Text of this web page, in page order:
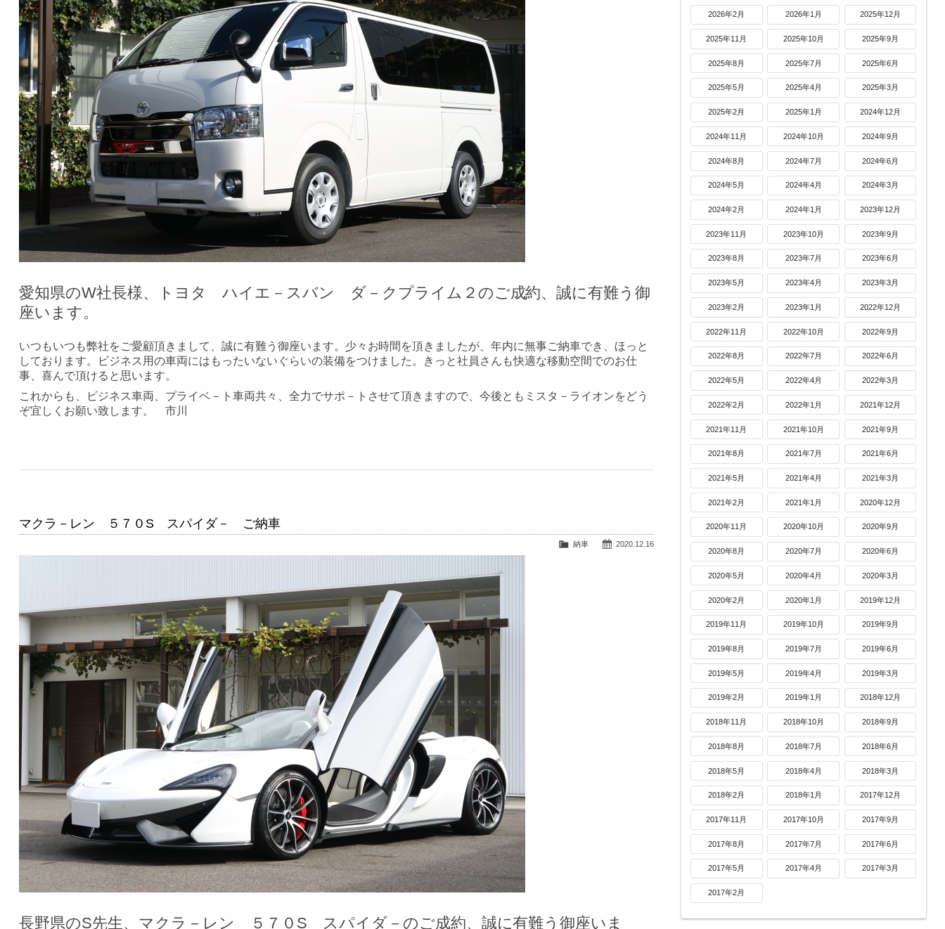
愛知県のW社長様、トヨタ ハイエ－スバン ダ－クプライム２のご成約、誠に有難う御
座います。
いつもいつも弊社をご愛顧頂きまして、誠に有難う御座います。少々お時間を頂きましたが、年内に無事ご納車でき、ほっと
しております。ビジネス用の車両にはもったいないぐらいの装備をつけました。きっと社員さんも快適な移動空間でのお仕
事、喜んで頂けると思います。
これからも、ビジネス車両、プライベ－ト車両共々、全力でサポ－トさせて頂きますので、今後ともミスタ－ライオンをどう
ぞ宜しくお願い致します。 市川
マクラ－レン ５７０S スパイダ－ ご納車
2020.12.16
納車
長野県のS先生、マクラ－レン ５７０S スパイダ－のご成約、誠に有難う御座いま
2026年2月 2026年1月 2025年12月
2025年11月 2025年10月 2025年9月
2025年8月 2025年7月 2025年6月
2025年5月 2025年4月 2025年3月
2025年2月 2025年1月 2024年12月
2024年11月 2024年10月 2024年9月
2024年8月 2024年7月 2024年6月
2024年5月 2024年4月 2024年3月
2024年2月 2024年1月 2023年12月
2023年11月 2023年10月 2023年9月
2023年8月 2023年7月 2023年6月
2023年5月 2023年4月 2023年3月
2023年2月 2023年1月 2022年12月
2022年11月 2022年10月 2022年9月
2022年8月 2022年7月 2022年6月
2022年5月 2022年4月 2022年3月
2022年2月 2022年1月 2021年12月
2021年11月 2021年10月 2021年9月
2021年8月 2021年7月 2021年6月
2021年5月 2021年4月 2021年3月
2021年2月 2021年1月 2020年12月
2020年11月 2020年10月 2020年9月
2020年8月 2020年7月 2020年6月
2020年5月 2020年4月 2020年3月
2020年2月 2020年1月 2019年12月
2019年11月 2019年10月 2019年9月
2019年8月 2019年7月 2019年6月
2019年5月 2019年4月 2019年3月
2019年2月 2019年1月 2018年12月
2018年11月 2018年10月 2018年9月
2018年8月 2018年7月 2018年6月
2018年5月 2018年4月 2018年3月
2018年2月 2018年1月 2017年12月
2017年11月 2017年10月 2017年9月
2017年8月 2017年7月 2017年6月
2017年5月 2017年4月 2017年3月
2017年2月